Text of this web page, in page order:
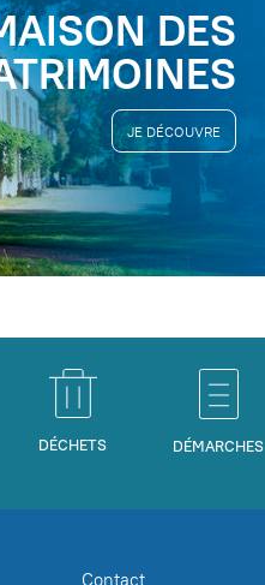
DES
JE DÉCOUVRE
DÉCHETS DÉMARCHES
Contact